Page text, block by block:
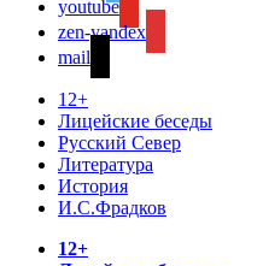
youtube
zen-yandex
mail
12+
Лицейские беседы
Русский Север
Литература
История
И.С.Фрадков
12+